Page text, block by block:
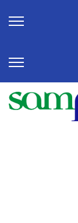
elit, sed do
dolore magna
nostrud